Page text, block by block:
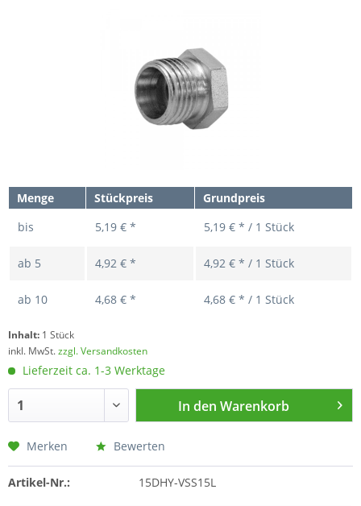
Menge Stückpreis
Grundpreis
bis
5,19 € * 5,19 € * / 1 Stück
ab 5 4,92 € * 4,92 € * / 1 Stück
ab 10 4,68 € * 4,68 € * / 1 Stück
Inhalt: 1 Stück
inkl. MwSt.zzgl. Versandkosten
Lieferzeit ca. 1-3 Werktage
In den Warenkorb
Merken Bewerten
Artikel-Nr.: 15DHY-VSS15L